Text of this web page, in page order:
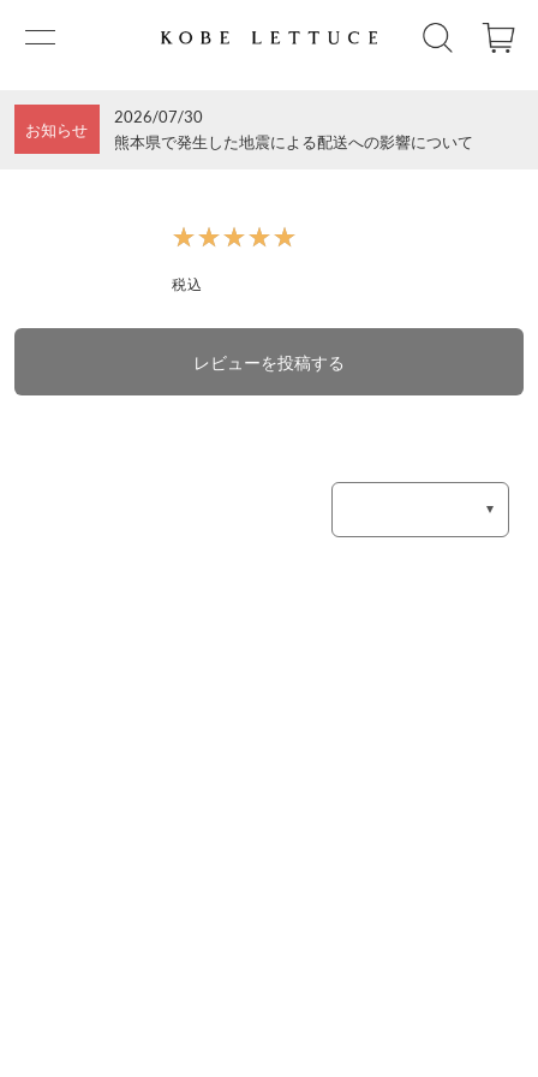
お知らせ
2026/07/30
熊本県で発生した地震による配送への影響について
★★★★★
★★★★★
税込
レビューを投稿する